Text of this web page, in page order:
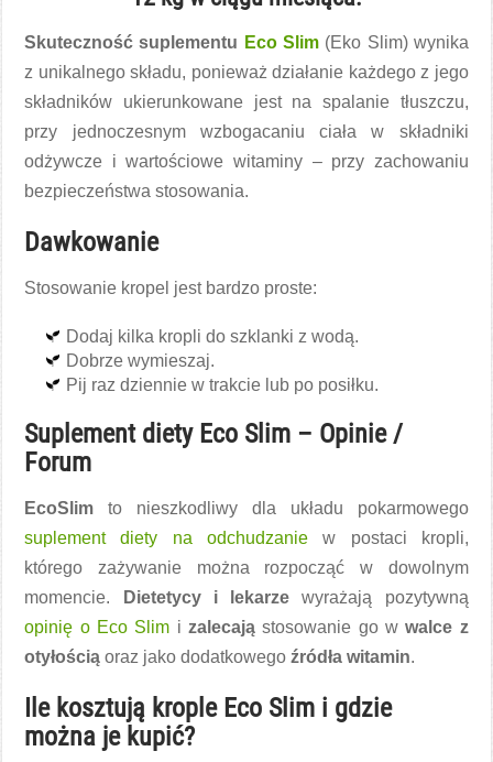
Skuteczność suplementu Eco Slim (Eko Slim) wynika
z unikalnego składu, ponieważ działanie każdego z jego
składników ukierunkowane jest na spalanie tłuszczu,
przy jednoczesnym wzbogacaniu ciała w składniki
odżywcze i wartościowe witaminy – przy zachowaniu
bezpieczeństwa stosowania.
Dawkowanie
Stosowanie kropel jest bardzo proste:
Dodaj kilka kropli do szklanki z wodą.
Dobrze wymieszaj.
Pij raz dziennie w trakcie lub po posiłku.
Suplement diety Eco Slim – Opinie /
Forum
EcoSlim to nieszkodliwy dla układu pokarmowego
suplement diety na odchudzanie w postaci kropli,
którego zażywanie można rozpocząć w dowolnym
momencie.
Dietetycy i lekarze wyrażają pozytywną
opinię o Eco Slim i zalecają stosowanie go wwalce z
otyłością oraz jako dodatkowegoźródła witamin.
Ile kosztują krople Eco Slim i gdzie
można je kupić?